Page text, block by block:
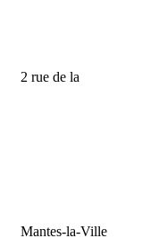
2 rue de la
Mantes-la-Ville